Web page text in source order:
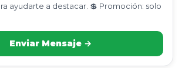
ayudarte a destacar. 💲 Promoción: solo
Enviar Mensaje →